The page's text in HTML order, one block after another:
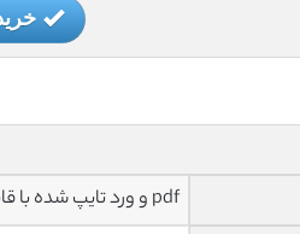
pdf و ورد تایپ شده با قابلیت ویرایش